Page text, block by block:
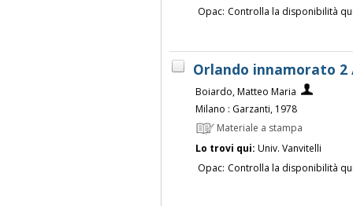
Opac: Controlla la disponibilità
Orlando innamorato
Boiardo, Matteo Maria
Milano : Garzanti, 1978
Materiale a stampa
Lo trovi qui: Univ. Vanvitelli
Opac: Controlla la disponibilità